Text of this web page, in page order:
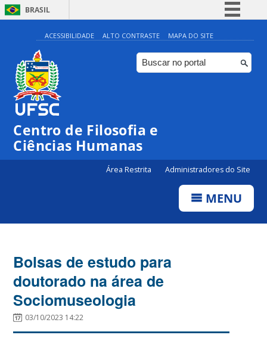
BRASIL
Simplifique!
Comunica BR
Participe
ACESSIBILIDADE ALTO CONTRASTE MAPA DO SITE
Centro de Filosofia e
Ciências Humanas
Área Restrita Administradores do Site
MENU
Bolsas de estudo para
doutorado na área de
Sociomuseologia
03/10/2023 14:22